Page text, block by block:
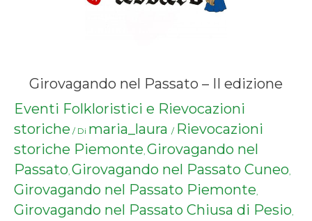
Girovagando nel Passato – II edizione
Eventi Folkloristici e Rievocazioni
storiche / Di maria_laura / Rievocazioni
storiche Piemonte, Girovagando nel
Passato, Girovagando nel Passato Cuneo,
Girovagando nel Passato Piemonte,
Girovagando nel Passato Chiusa di Pesio,